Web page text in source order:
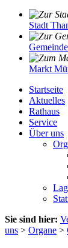
Stadt
Markt
Startseite
Aktuelles
Rathaus
Service
Über uns
Sie sind hier:
uns > Organe >